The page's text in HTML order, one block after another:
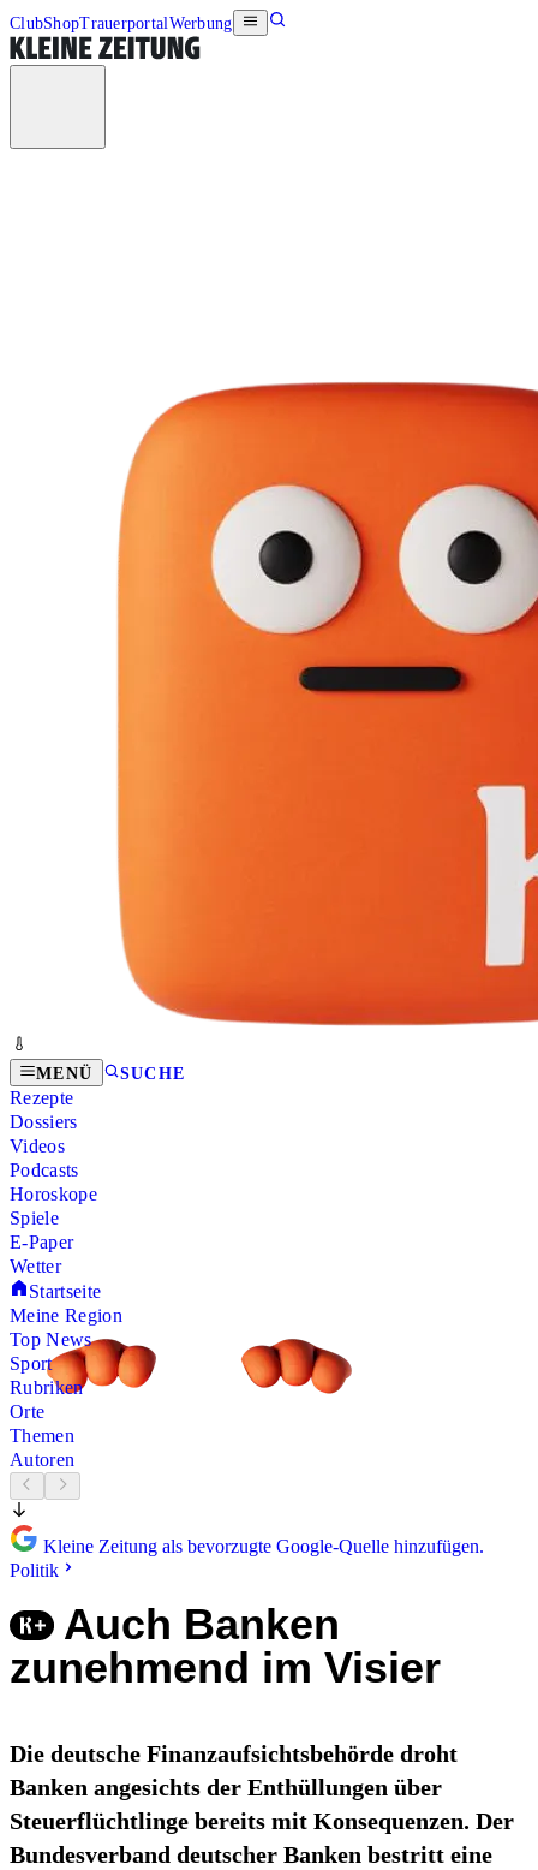
ClubShopTrauerportalWerbung
MENÜ SUCHE
Rezepte
Dossiers
Videos
Podcasts
Horoskope
Spiele
E-Paper
Wetter
Startseite
Meine Region
Top News
Sport
Rubriken
Orte
Themen
Autoren
Kleine Zeitung als bevorzugte Google-Quelle hinzufügen.
Politik
Auch Banken
zunehmend im Visier
Die deutsche Finanzaufsichtsbehörde droht
Banken angesichts der Enthüllungen über
Steuerflüchtlinge bereits mit Konsequenzen. Der
Bundesverband deutscher Banken bestritt eine